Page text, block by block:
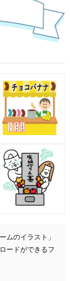
ムのイラスト」
ードができるフ